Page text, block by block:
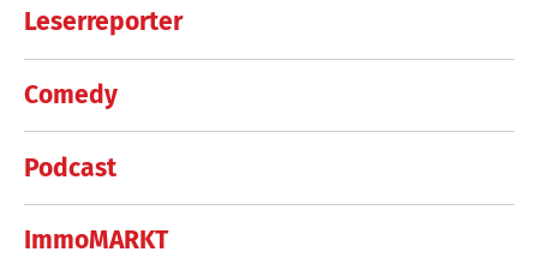
Leserreporter
Comedy
Podcast
ImmoMARKT